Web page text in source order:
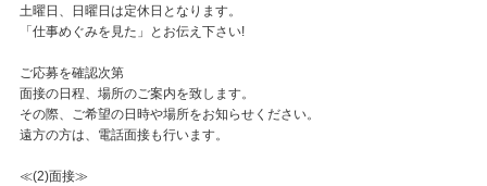
土曜日、日曜日は定休日となります。
「仕事めぐみを見た」とお伝え下さい!
ご応募を確認次第
面接の日程、場所のご案内を致します。
その際、ご希望の日時や場所をお知らせください。
遠方の方は、電話面接も行います。
≪(2)面接≫